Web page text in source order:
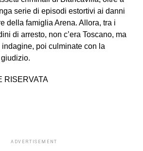
serie di episodi estortivi ai danni
della famiglia Arena. Allora, tra i
di arresto, non c’era Toscano, ma
poi culminate con la
RISERVATA
ADVERTISEMENT